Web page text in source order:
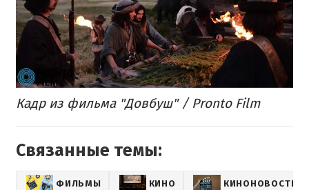
Кадр из фильма "Довбуш" / Pronto Film
Связанные темы:
ФИЛЬМЫ КИНО КИНОНОВОСТИ